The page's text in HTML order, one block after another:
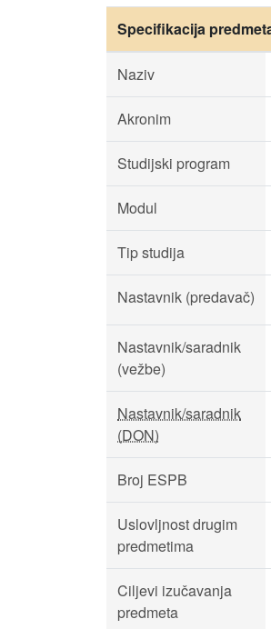
Specifikacija
Naziv
Akronim
Studijski program
Modul
Tip studija
Nastavnik (predavač)
Nastavnik/saradnik
(vežbe)
Nastavnik/saradnik
(DON)
Broj ESPB
Uslovljnost drugim
predmetima
Ciljevi izučavanja
predmeta